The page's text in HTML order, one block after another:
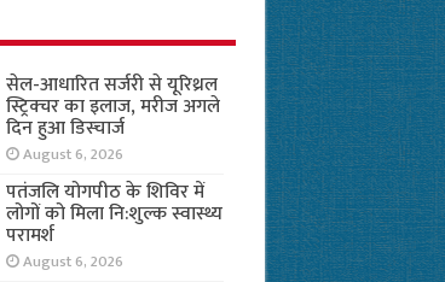
सेल-आधारित सर्जरी से यूरिथ्रल
स्ट्रिक्चर का इलाज, मरीज अगले
दिन हुआ डिस्चार्ज
August 6, 2026
पतंजलि योगपीठ के शिविर में
लोगों को मिला नि:शुल्क स्वास्थ्य
परामर्श
August 6, 2026